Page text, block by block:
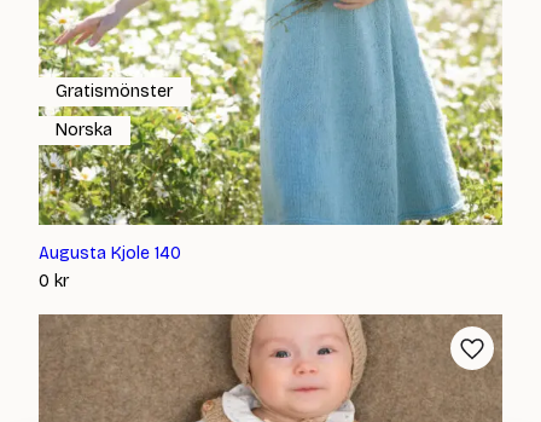
Augusta Kjole 140
0 kr
Gratismönster
Norska